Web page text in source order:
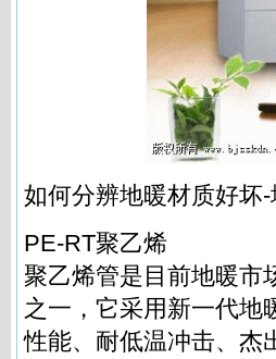
如何分辨地暖材质好坏-
PE-RT聚乙烯
聚乙烯管是目前地暖市
之一，它采用新一代地
性能、耐低温冲击、杰